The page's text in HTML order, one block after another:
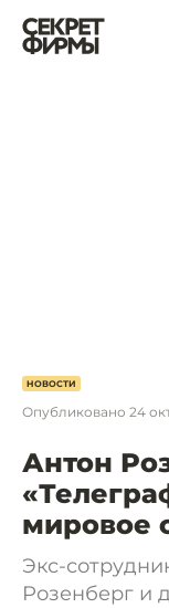
НОВОСТИ
Опубликовано 24
Антон
мировое
Экс-
Розенберг и